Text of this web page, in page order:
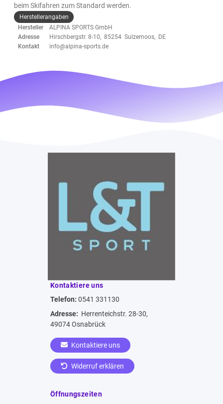
beim Skifahren zum Standard werden.
Herstellerangaben
Hersteller
ALPINA SPORTS GmbH
Adresse
Hirschbergstr. 8-10, 85254 Sulzemoos, DE
Kontakt
info@alpina-sports.de
Kontaktiere uns
Telefon: 0541 331130
Adresse: Herrenteichstr. 28-30,
49074 Osnabrück
Kontaktiere uns
Widerruf erklären
Öffnungszeiten